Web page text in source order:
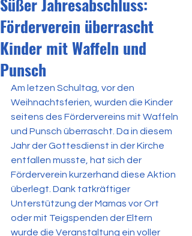
Förderverein überrascht
Kinder mit Waffeln und
Punsch
Am letzen Schultag, vor den
Weihnachtsferien, wurden die Kinder
seitens des Fördervereins mit Waffeln
und Punsch überrascht. Da in diesem
Jahr der Gottesdienst in der Kirche
entfallen musste, hat sich der
Förderverein kurzerhand diese Aktion
überlegt. Dank tatkräftiger
Unterstützung der Mamas vor Ort
oder mit Teigspenden der Eltern
wurde die Veranstaltung ein voller